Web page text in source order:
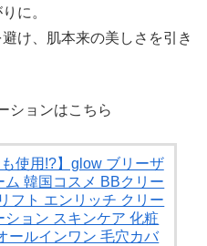
に。
け、肌本来の美しさを引き
ションはこちら
も使用!?】glow ブリーザ
ム 韓国コスメ BBクリー
フト エンリッチ クリー
ション スキンケア 化粧
ールインワン 毛穴カバ